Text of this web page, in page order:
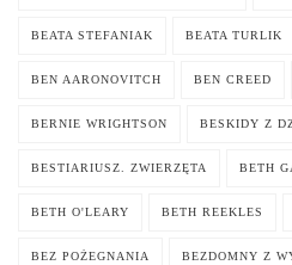
BEATA STEFANIAK BEATA TURLIK
BEN AARONOVITCH BEN CREED
BERNIE WRIGHTSON BESKIDY Z
BESTIARIUSZ. ZWIERZĘTA BETH
BETH O'LEARY BETH REEKLES
BEZ POŻEGNANIA BEZDOMNY Z